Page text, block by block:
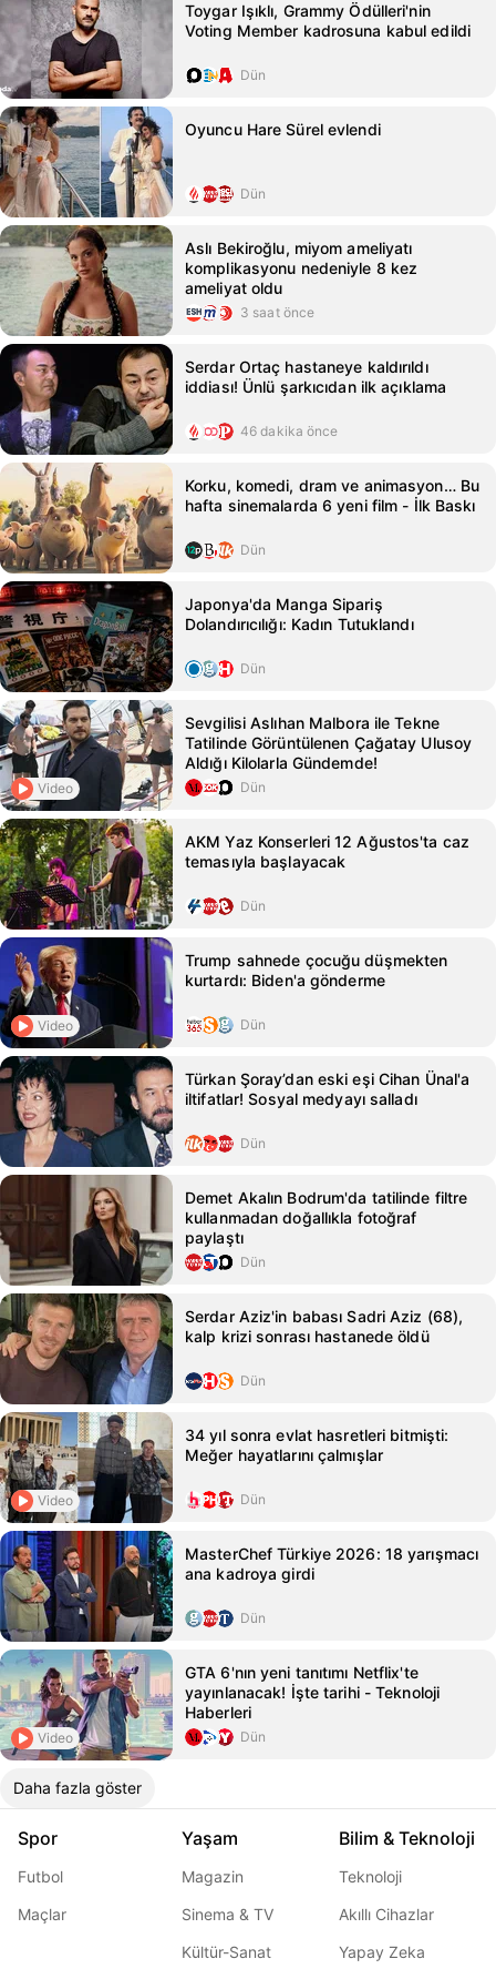
Toygar Işıklı, Grammy Ödülleri'nin
Voting Member kadrosuna kabul edildi
Dün
Oyuncu Hare Sürel evlendi
Dün
Aslı Bekiroğlu, miyom ameliyatı
komplikasyonu nedeniyle 8 kez
ameliyat oldu
3 saat önce
Serdar Ortaç hastaneye kaldırıldı
iddiası! Ünlü şarkıcıdan ilk açıklama
46 dakika önce
Korku, komedi, dram ve animasyon… Bu
hafta sinemalarda 6 yeni film - İlk Baskı
Dün
Japonya'da Manga Sipariş
Dolandırıcılığı: Kadın Tutuklandı
Dün
Video
Sevgilisi Aslıhan Malbora ile Tekne
Tatilinde Görüntülenen Çağatay Ulusoy
Aldığı Kilolarla Gündemde!
Dün
AKM Yaz Konserleri 12 Ağustos'ta caz
temasıyla başlayacak
Dün
Video
Trump sahnede çocuğu düşmekten
kurtardı: Biden'a gönderme
Dün
Türkan Şoray’dan eski eşi Cihan Ünal'a
iltifatlar! Sosyal medyayı salladı
Dün
Demet Akalın Bodrum'da tatilinde filtre
kullanmadan doğallıkla fotoğraf
paylaştı
Dün
Serdar Aziz'in babası Sadri Aziz (68),
kalp krizi sonrası hastanede öldü
Dün
Video
34 yıl sonra evlat hasretleri bitmişti:
Meğer hayatlarını çalmışlar
Dün
MasterChef Türkiye 2026: 18 yarışmacı
ana kadroya girdi
Dün
Video
GTA 6'nın yeni tanıtımı Netflix'te
yayınlanacak! İşte tarihi - Teknoloji
Haberleri
Dün
Daha fazla göster
Spor
Futbol
Maçlar
Yaşam
Magazin
Sinema & TV
Kültür-Sanat
Bilim & Teknoloji
Teknoloji
Akıllı Cihazlar
Yapay Zeka